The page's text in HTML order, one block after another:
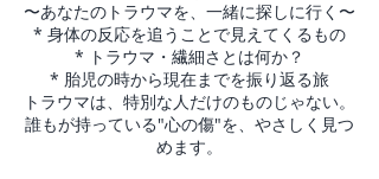
〜あなたのトラウマを、一緒に探しに行く〜
* 身体の反応を追うことで見えてくるもの
* トラウマ・繊細さとは何か？
* 胎児の時から現在までを振り返る旅
トラウマは、特別な人だけのものじゃない。
誰もが持っている"心の傷"を、やさしく見つ
めます。